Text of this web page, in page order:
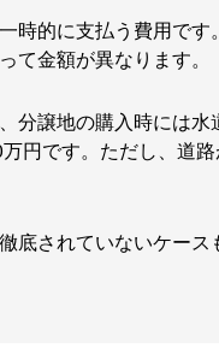
時的に支払う費用で
金額が異なります。
譲地の購入時には水
円です。ただし、道
底されていないケー